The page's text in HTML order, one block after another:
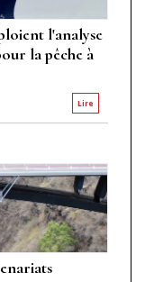
l'analyse
la pêche à
Lire